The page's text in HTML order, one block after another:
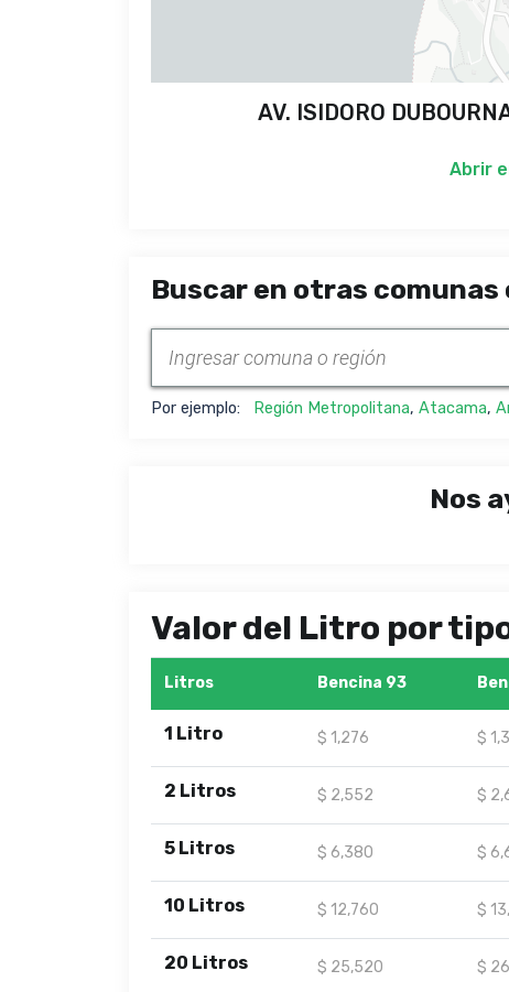
AV. ISIDORO
Abrir
Buscar en otras comunas
Por ejemplo: Región Metropolitana, Atacama,
Nos
Valor del Litro por
Litros Bencina 93
1 Litro $ 1,276 $
2 Litros $ 2,552 $
5 Litros $ 6,380 $
10 Litros $ 12,760 $
20 Litros $ 25,520 $